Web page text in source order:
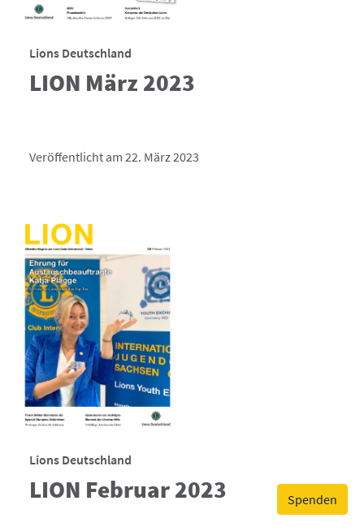
Spenden
Lions Deutschland
LION März 2023
Veröffentlicht am 22. März 2023
Lions Deutschland
LION Februar 2023